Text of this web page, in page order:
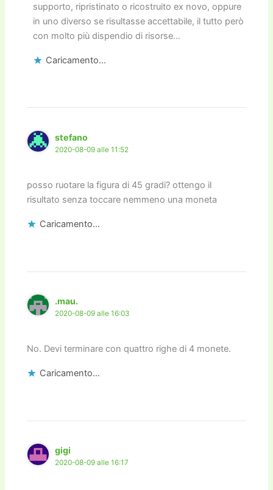
supporto, ripristinato o ricostruito ex novo, oppure
in uno diverso se risultasse accettabile, il tutto però
con molto più dispendio di risorse…
Caricamento...
stefano
2020-08-09 alle 11:52
posso ruotare la figura di 45 gradi? ottengo il
risultato senza toccare nemmeno una moneta
Caricamento...
.mau.
2020-08-09 alle 16:03
No. Devi terminare con quattro righe di 4 monete.
Caricamento...
gigi
2020-08-09 alle 16:17